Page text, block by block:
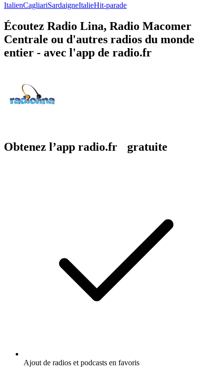
ItalienCagliariSardaigneItalieHit-parade
Écoutez Radio Lina, Radio Macomer
Centrale ou d'autres radios du monde
entier - avec l'app de radio.fr
Obtenez l’app radio.fr gratuite
Ajout de radios et podcasts en favoris